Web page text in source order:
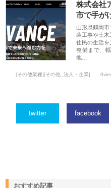
株式会社
市で手が
山形県鶴岡
装工事や土
住民の生活
整備まで、
地…
[その他業種][その他_法人・企業]
twitter facebook
おすすめ記事